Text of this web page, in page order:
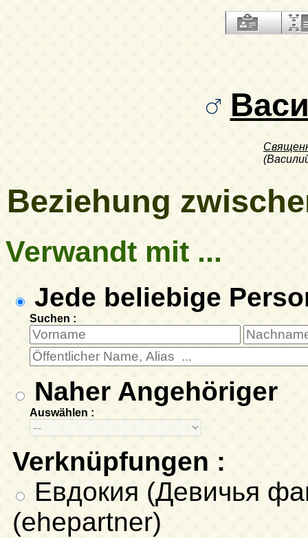
Beziehung
Verwandt mit ...
Jede beliebige
Suchen :
Naher Angehöriger
Auswählen :
Verknüpfungen :
Евдокия (Девичья
(ehepartner)